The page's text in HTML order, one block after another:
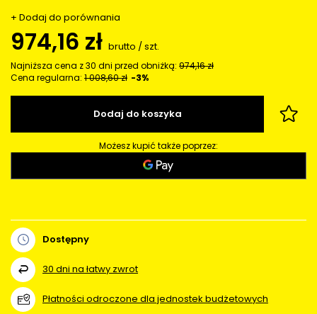
+ Dodaj do porównania
974,16 zł brutto /szt.
Najniższa cena z 30 dni przed obniżką: 974,16 zł
Cena regularna: 1 008,60 zł -3%
Dodaj do koszyka
Możesz kupić także poprzez:
Dostępny
30 dni na łatwy zwrot
Płatności odroczone dla jednostek budżetowych